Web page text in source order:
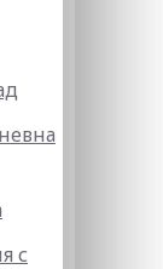
с